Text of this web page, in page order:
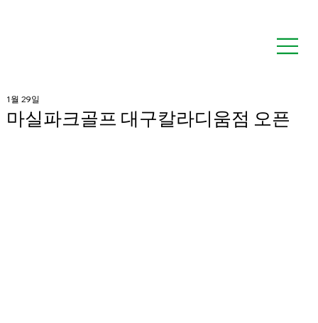
마실파크골프 대구칼라디움점 오픈
1월 29일